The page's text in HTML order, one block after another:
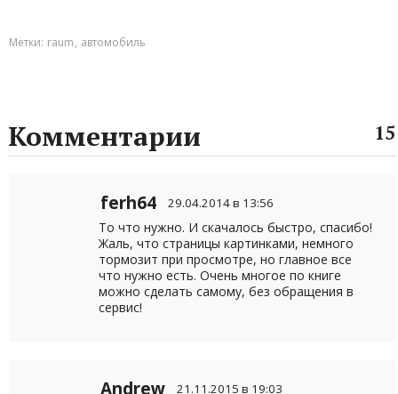
Метки: raum, автомобиль
Комментарии 15
ferh64 29.04.2014 в 13:56
То что нужно. И скачалось быстро, спасибо!
Жаль, что страницы картинками, немного
тормозит при просмотре, но главное все
что нужно есть. Очень многое по книге
можно сделать самому, без обращения в
сервис!
Andrew 21.11.2015 в 19:03